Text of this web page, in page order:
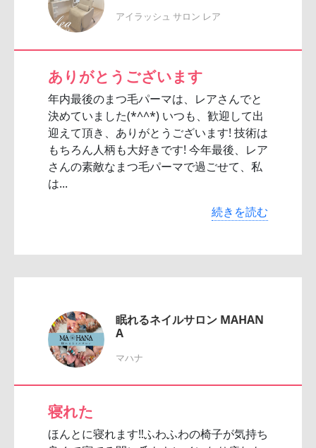
アイラッシュ サロン レア
ありがとうございます
年内最後のまつ毛パーマは、レアさんでと
決めていました(*^^*) いつも、歓迎して出
迎えて頂き、ありがとうございます! 技術は
もちろん人柄も大好きです! 今年最後、レア
さんの素敵なまつ毛パーマで過ごせて、私
は...
続きを読む
眠れるネイルサロン MAHAN
A
マハナ
寝れた
ほんとに寝れます‼︎ふわふわの椅子が気持ち